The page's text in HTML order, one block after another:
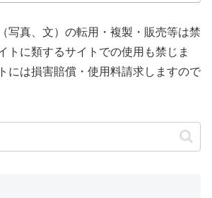
写真、文）の転用・複製・販売等は禁
トに類するサイトでの使用も禁じま
には損害賠償・使用料請求しますので